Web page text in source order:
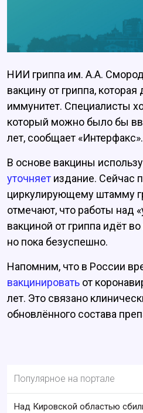
НИИ гриппа им. А.А.
вакцину от гриппа,
иммунитет. Специалисты
который можно было бы
лет, сообщает «Интерфакс».
В основе вакцины
уточняет издание. Сейчас
циркулирующему штамму
отмечают, что работы над
вакциной от гриппа идёт
но пока безуспешно.
Напомним, что в России
вакцинировать от
лет. Это связано
обновлённого состава
Популярное на портале
Над Кировской областью